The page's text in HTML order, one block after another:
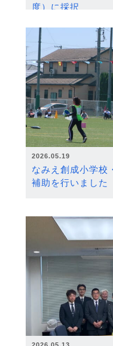
度）に採択
2026.05.19
なみえ創成小学校
補助を行いました